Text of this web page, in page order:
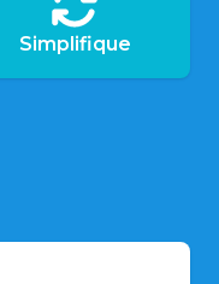
Simplifique